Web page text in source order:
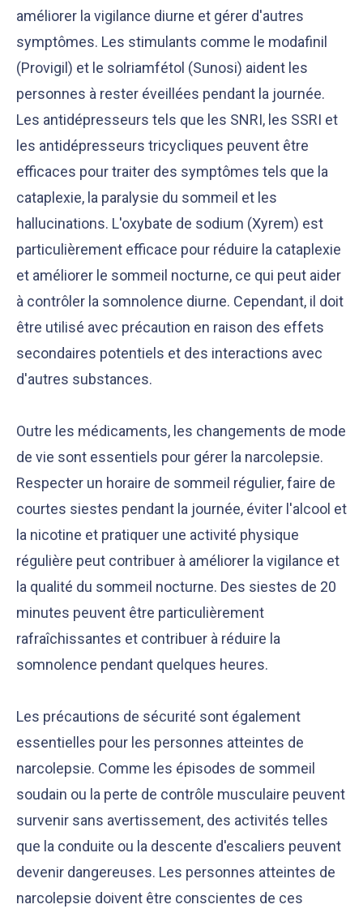
améliorer la vigilance diurne et gérer d'autres
symptômes. Les stimulants comme le modafinil
(Provigil) et le solriamfétol (Sunosi) aident les
personnes à rester éveillées pendant la journée.
Les antidépresseurs tels que les SNRI, les SSRI et
les antidépresseurs tricycliques peuvent être
efficaces pour traiter des symptômes tels que la
cataplexie, la paralysie du sommeil et les
hallucinations. L'oxybate de sodium (Xyrem) est
particulièrement efficace pour réduire la cataplexie
et améliorer le sommeil nocturne, ce qui peut aider
à contrôler la somnolence diurne. Cependant, il doit
être utilisé avec précaution en raison des effets
secondaires potentiels et des interactions avec
d'autres substances.
Outre les médicaments, les changements de mode
de vie sont essentiels pour gérer la narcolepsie.
Respecter un horaire de sommeil régulier, faire de
courtes siestes pendant la journée, éviter l'alcool et
la nicotine et pratiquer une activité physique
régulière peut contribuer à améliorer la vigilance et
la qualité du sommeil nocturne. Des siestes de 20
minutes peuvent être particulièrement
rafraîchissantes et contribuer à réduire la
somnolence pendant quelques heures.
Les précautions de sécurité sont également
essentielles pour les personnes atteintes de
narcolepsie. Comme les épisodes de sommeil
soudain ou la perte de contrôle musculaire peuvent
survenir sans avertissement, des activités telles
que la conduite ou la descente d'escaliers peuvent
devenir dangereuses. Les personnes atteintes de
narcolepsie doivent être conscientes de ces